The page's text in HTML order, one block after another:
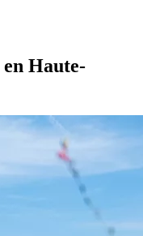
en Haute-